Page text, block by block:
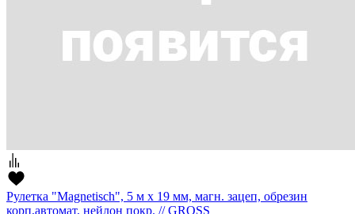
Рулетка "Magnetisch", 5 м x 19 мм, магн. зацеп, обрезин
корп,автомат, нейлон покр. // GROSS